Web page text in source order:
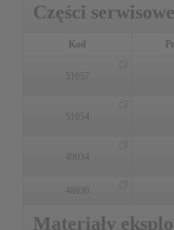
Części serwisowe
Kod
51057
51054
49034
48930
Materiały